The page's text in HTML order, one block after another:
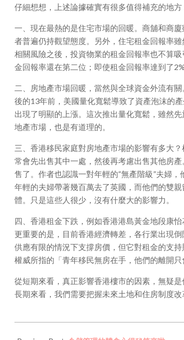
仔細想想，上述論據確實有很多值得補充的地方
一、現在最熱的是住宅市場的回暖。商舖和商
者普遍仍持觀望態度。另外，住宅租金回報率
相關風險之後，投資物業的租金回報率也不算
金回報率還在第二位；即使租金回報率達到了
二、房地產市場回暖，當然與全球資金外流有
後的13年前，美國量化寬鬆導致了資產泡沫的
出現了明顯的上漲。這次推出量化寬鬆，雖然
地產市場，也是有道理的。
三、香港移民家庭對房地產市場的影響有多大
常會先出售其中一處，然後再考慮出售其他房
售了。作者也認識一對年輕的“無產階級”夫婦
年輕的夫婦帶著幾百萬去了英國，而他們的雙
體。只是這些人很少，沒有什麼大的影響力。
四、香港租金下跌，例如香港港島黃金地段康
更重要的是，目前香港經濟轉差，各行業出現
供應有限的情況下支撐房價，但它對租金的支
權威所指的「青年移民無房在手，他們的離開
從短期來看，真正影響香港樓市的因素，無疑
長期來看，我們需要把握未來土地和住房制度